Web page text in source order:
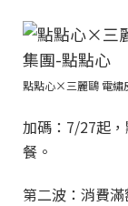
點點心×三麗鷗 電繡
加碼：7/27起
餐。
第二波：消費